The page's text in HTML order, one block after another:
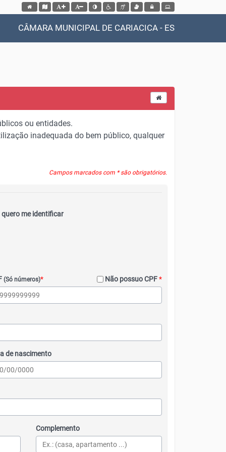
Acessar página inicial do site
Acessar o mapa do site
Ação para aumentar tamanho da fonte do site
Ação para diminuir tamanho da fonte do site
Ação para aplicar auto contraste no site
Acessar página sobre acessibilidade do site
Acessar página sobre NVDA - Leitor de Tela
Acessar página sobre VLibras - Tradutor
Acessar Intranet
CÂMARA MUNICIPAL DE CARIACICA - ES
ou entidades.
inadequada do bem público, qualquer
Campos marcados com * são obrigatórios.
quero me identificar
Não possuo CPF*
(Só números)*
de nascimento
Complemento